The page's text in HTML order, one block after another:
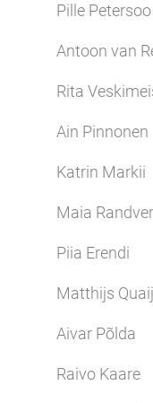
Pille Petersoo
Antoon van
Rita
Ain Pinnonen
Katrin Markii
Maia
Piia Erendi
Matthijs
Aivar Põlda
Raivo Kaare